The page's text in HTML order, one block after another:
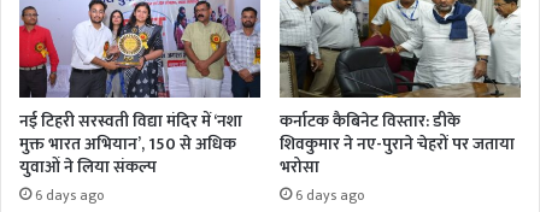
नई टिहरी सरस्वती विद्या मंदिर में ‘नशा
मुक्त भारत अभियान’, 150 से अधिक
युवाओं ने लिया संकल्प
6 days ago
कर्नाटक कैबिनेट विस्तार: डीके
शिवकुमार ने नए-पुराने चेहरों पर जताया
भरोसा
6 days ago